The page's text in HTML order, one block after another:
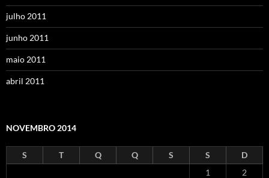
julho 2011
junho 2011
maio 2011
abril 2011
NOVEMBRO 2014
S T Q Q S S
D
1
2